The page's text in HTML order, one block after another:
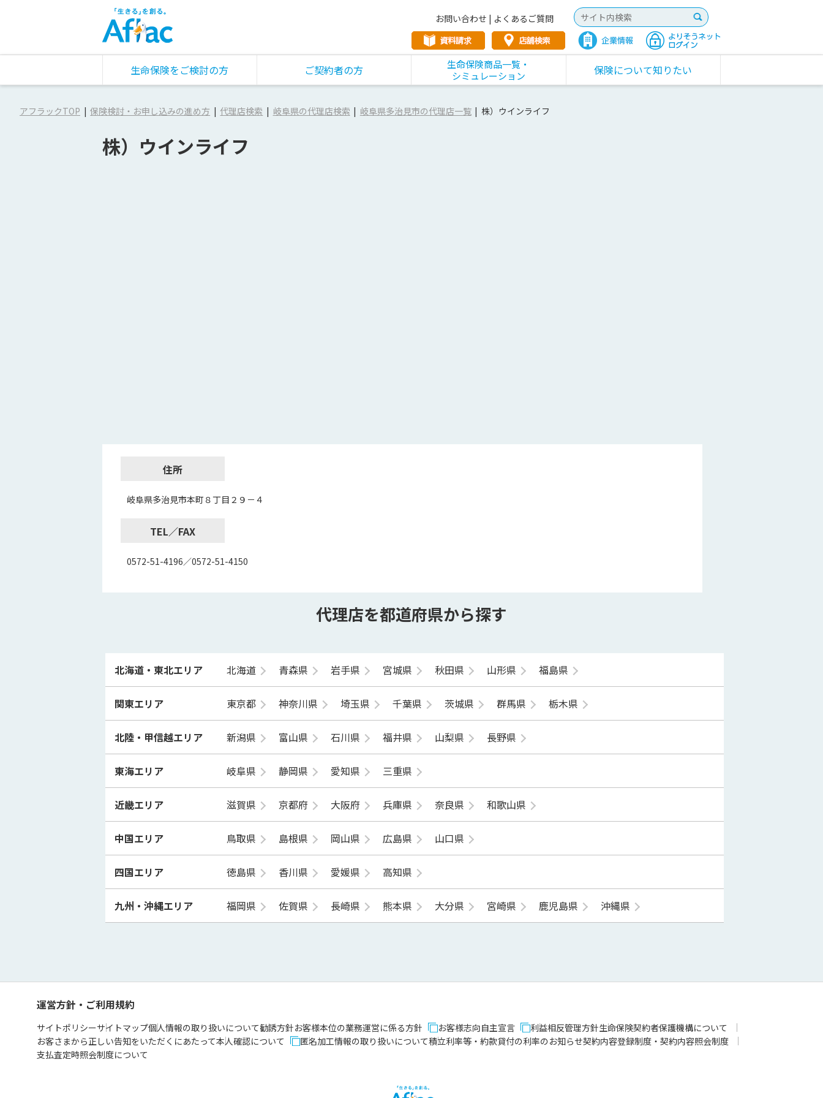
お問い合わせ | よくあるご質問
生命保険をご検討の方 ご契約者の方
生命保険商品一覧・
シミュレーション
保険について知りたい
アフラックTOP 保険検討・お申し込みの進め方 代理店検索 岐阜県の代理店検索 岐阜県多治見市の代理店一覧 株）ウインライフ
株）ウインライフ
住所
岐阜県多治見市本町８丁目２９－４
TEL／FAX
0572-51-4196／0572-51-4150
代理店を都道府県から探す
北海道・東北エリア 北海道 青森県 岩手県 宮城県 秋田県 山形県 福島県
関東エリア 東京都 神奈川県 埼玉県 千葉県 茨城県 群馬県 栃木県
北陸・甲信越エリア 新潟県 富山県 石川県 福井県 山梨県 長野県
東海エリア 岐阜県 静岡県 愛知県 三重県
近畿エリア 滋賀県 京都府 大阪府 兵庫県 奈良県 和歌山県
中国エリア 鳥取県 島根県 岡山県 広島県 山口県
四国エリア 徳島県 香川県 愛媛県 高知県
九州・沖縄エリア 福岡県 佐賀県 長崎県 熊本県 大分県 宮崎県 鹿児島県 沖縄県
運営方針・ご利用規約
サイトポリシーサイトマップ個人情報の取り扱いについて勧誘方針お客様本位の業務運営に係る方針 お客様志向自主宣言 利益相反管理方針生命保険契約者保護機構について
お客さまから正しい告知をいただくにあたって本人確認について 匿名加工情報の取り扱いについて積立利率等・約款貸付の利率のお知らせ契約内容登録制度・契約内容照会制度
支払査定時照会制度について